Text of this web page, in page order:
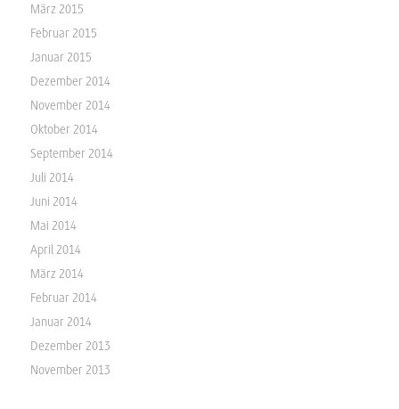
März 2015
Februar 2015
Januar 2015
Dezember 2014
November 2014
Oktober 2014
September 2014
Juli 2014
Juni 2014
Mai 2014
April 2014
März 2014
Februar 2014
Januar 2014
Dezember 2013
November 2013